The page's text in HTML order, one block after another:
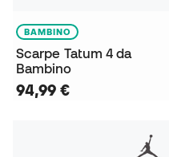
BAMBINO
Scarpe Tatum 4 da
Bambino
94,99 €